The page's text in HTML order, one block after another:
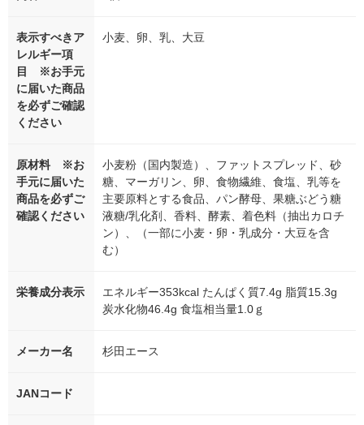
表示すべきア
レルギー項
目 ※お手元
に届いた商品
を必ずご確認
ください
小麦、卵、乳、大豆
原材料 ※お
手元に届いた
商品を必ずご
確認ください
小麦粉（国内製造）、ファットスプレッド、砂
糖、マーガリン、卵、食物繊維、食塩、乳等を
主要原料とする食品、パン酵母、果糖ぶどう糖
液糖/乳化剤、香料、酵素、着色料（抽出カロチ
ン）、（一部に小麦・卵・乳成分・大豆を含
む）
栄養成分表示
エネルギー353kcal たんぱく質7.4g 脂質15.3g
炭水化物46.4g 食塩相当量1.0ｇ
メーカー名 杉田エース
JANコード